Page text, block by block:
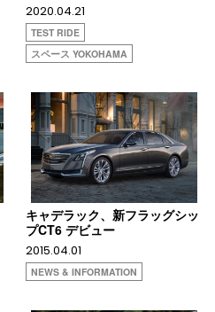
2020.04.21
TEST RIDE
スペース YOKOHAMA
キャデラック、新フラッグシッ
プCT6 デビュー
2015.04.01
NEWS & INFORMATION